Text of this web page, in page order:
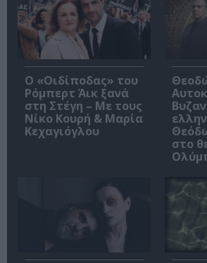
O «Οιδίποδας» του
Ρόμπερτ Άικ ξανά
στη Στέγη – Με τους
Νίκο Κουρή & Μαρία
Κεχαγιόγλου
στο